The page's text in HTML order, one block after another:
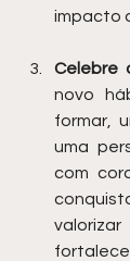
impacto
Celebre
novo
formar,
uma
com